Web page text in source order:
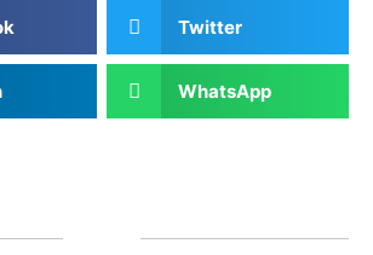
Twitter
WhatsApp